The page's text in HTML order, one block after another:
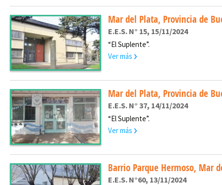
Mar del Plata, Provincia de
E.E.S. N° 15, 15/11/2024
“El Suplente”.
Ver más
Mar del Plata, Provincia de
E.E.S. N° 37, 14/11/2024
“El Suplente”.
Ver más
Barrio Parque Hermoso, Mar
E.E.S. N°60, 13/11/2024